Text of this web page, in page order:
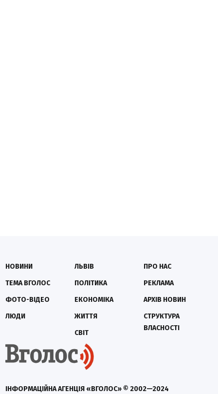
ІНФОРМАЦІЙНА АГЕНЦІЯ «ВГОЛОС» © 2002—2024
НОВИНИ
ТЕМА ВГОЛОС
ФОТО-ВІДЕО
ЛЮДИ
ЛЬВІВ
ПОЛІТИКА
ЕКОНОМІКА
ЖИТТЯ
СВІТ
ПРО НАС
РЕКЛАМА
АРХІВ НОВИН
СТРУКТУРА
ВЛАСНОСТІ